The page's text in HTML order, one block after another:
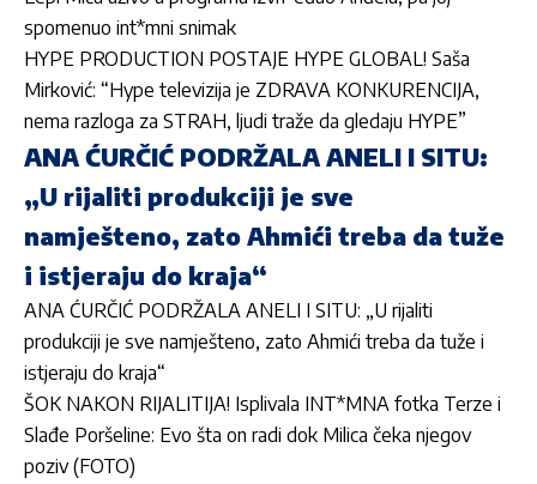
spomenuo int*mni snimak
HYPE PRODUCTION POSTAJE HYPE GLOBAL! Saša
Mirković: “Hype televizija je ZDRAVA KONKURENCIJA,
nema razloga za STRAH, ljudi traže da gledaju HYPE”
ANA ĆURČIĆ PODRŽALA ANELI I SITU:
„U rijaliti produkciji je sve
namješteno, zato Ahmići treba da tuže
i istjeraju do kraja“
ANA ĆURČIĆ PODRŽALA ANELI I SITU: „U rijaliti
produkciji je sve namješteno, zato Ahmići treba da tuže i
istjeraju do kraja“
ŠOK NAKON RIJALITIJA! Isplivala INT*MNA fotka Terze i
Slađe Poršeline: Evo šta on radi dok Milica čeka njegov
poziv (FOTO)